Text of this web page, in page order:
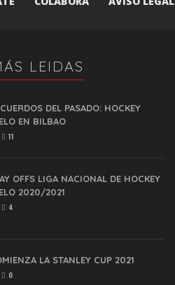
LEIDAS
DEL PASADO: HOCKEY
EN BILBAO
11
OFFS LIGA NACIONAL DE HOCKEY
2020/2021
4
LA STANLEY CUP 2021
0